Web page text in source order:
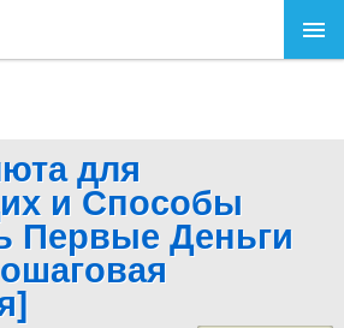
для
и Способы
Первые Деньги